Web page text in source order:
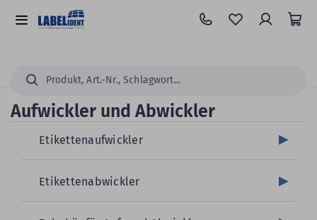
Hauptinhalt
springen
Alle
Suchen...
Aufwickler und Abwickler
Etikettenaufwickler
Etikettenabwickler